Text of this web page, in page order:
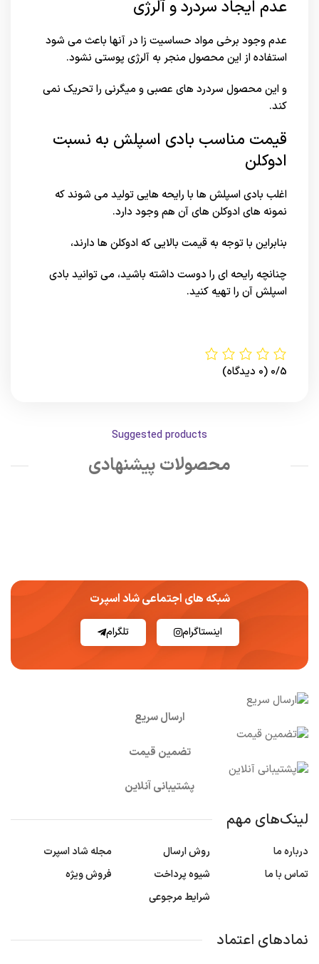
عدم ایجاد سردرد و آلرژی
عدم وجود برخی مواد حساسیت زا در آنها باعث می شود
استفاده از این محصول منجر به آلرژی پوستی نشود.
و این محصول سردرد های عصبی و میگرنی را تحریک نمی
کند.
قیمت مناسب بادی اسپلش به نسبت
ادوکلن
اغلب بادی اسپلش ها با رایحه هایی تولید می شوند که
نمونه های ادوکلن های آن هم وجود دارد.
بنابراین با توجه به قیمت بالایی که ادوکلن ها دارند،
چنانچه رایحه ای را دوست داشته باشید، می توانید بادی
اسپلش آن را تهیه کنید.
0/5 (0 دیدگاه)
Suggested products
محصولات پیشنهادی
شبکه های اجتماعی شاد اسپرت
اینستاگرام تلگرام
ارسال سریع
تضمین قیمت
پشتیبانی آنلاین
لینک‌های مهم
درباره ما
تماس با ما
روش ارسال
شیوه پرداخت
شرایط مرجوعی
مجله شاد اسپرت
فروش ویژه
نمادهای اعتماد